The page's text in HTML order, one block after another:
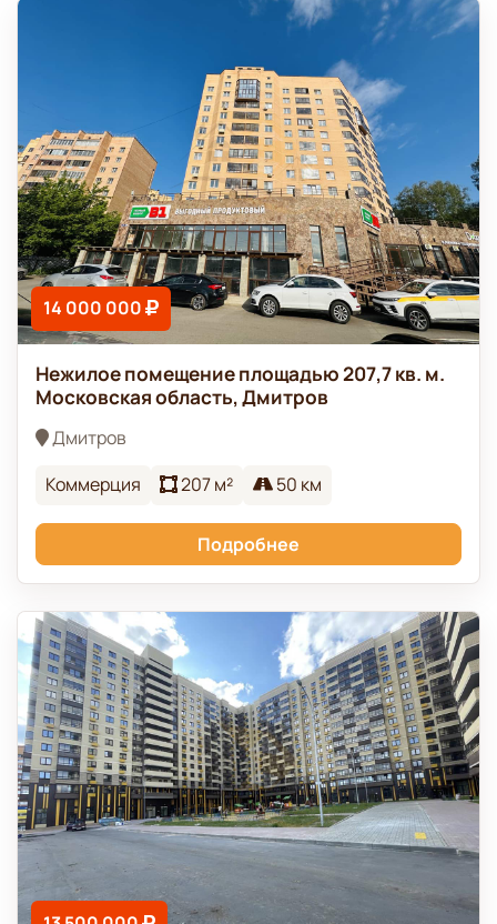
14 000 000
Нежилое помещение площадью 207,7 кв. м.
Московская область, Дмитров
Дмитров
Коммерция
207 м² 50 км
Подробнее